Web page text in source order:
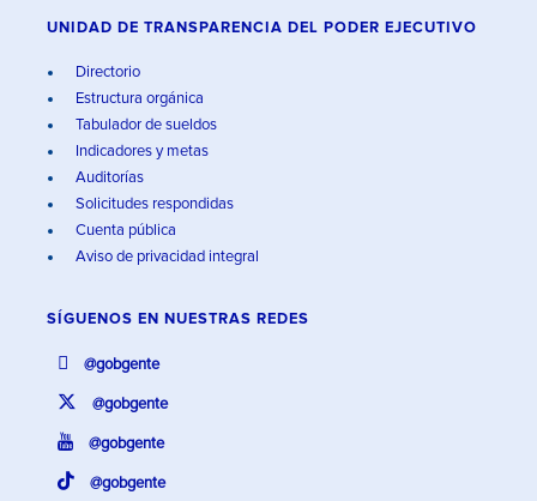
UNIDAD DE TRANSPARENCIA DEL PODER EJECUTIVO
Directorio
Estructura orgánica
Tabulador de sueldos
Indicadores y metas
Auditorías
Solicitudes respondidas
Cuenta pública
Aviso de privacidad integral
SÍGUENOS EN NUESTRAS REDES
@gobgente
@gobgente
@gobgente
@gobgente